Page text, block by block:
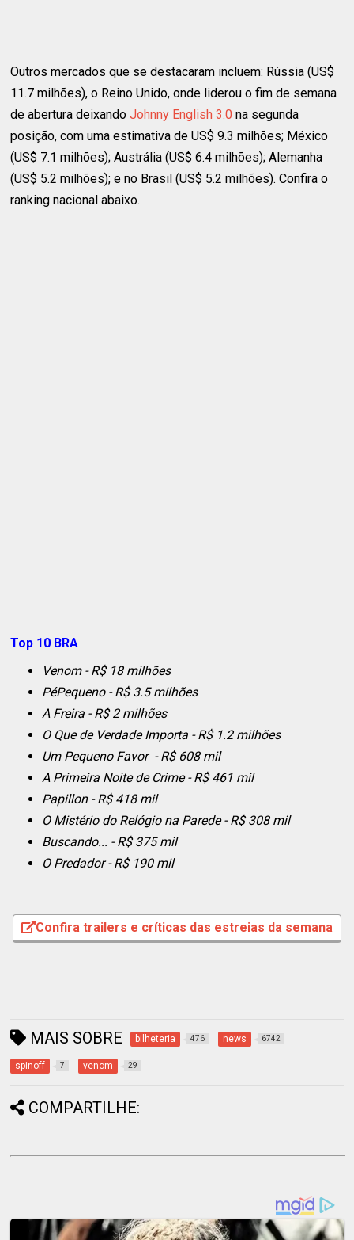
Outros mercados que se destacaram incluem: Rússia (US$
11.7 milhões), o Reino Unido, onde liderou o fim de semana
de abertura deixandoJohnny English 3.0 na segunda
posição, com uma estimativa de US$ 9.3 milhões; México
(US$ 7.1 milhões); Austrália (US$ 6.4 milhões); Alemanha
(US$ 5.2 milhões); e no Brasil (US$ 5.2 milhões). Confira o
ranking nacional abaixo.
Top 10 BRA
Venom - R$ 18 milhões
PéPequeno - R$ 3.5 milhões
A Freira - R$ 2 milhões
O Que de Verdade Importa - R$ 1.2 milhões
Um Pequeno Favor - R$ 608 mil
A Primeira Noite de Crime - R$ 461 mil
Papillon - R$ 418 mil
O Mistério do Relógio na Parede - R$ 308 mil
Buscando... - R$ 375 mil
O Predador - R$ 190 mil
Confira trailers e críticas das estreias da semana
MAIS SOBRE bilheteria 476 news 6742
spinoff 7 venom 29
COMPARTILHE: